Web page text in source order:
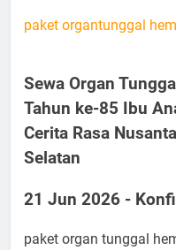
paket organtunggal
Sewa Organ
Tahun ke-85 Ibu
Cerita Rasa
Selatan
21 Jun 2026 -
paket organ tunggal